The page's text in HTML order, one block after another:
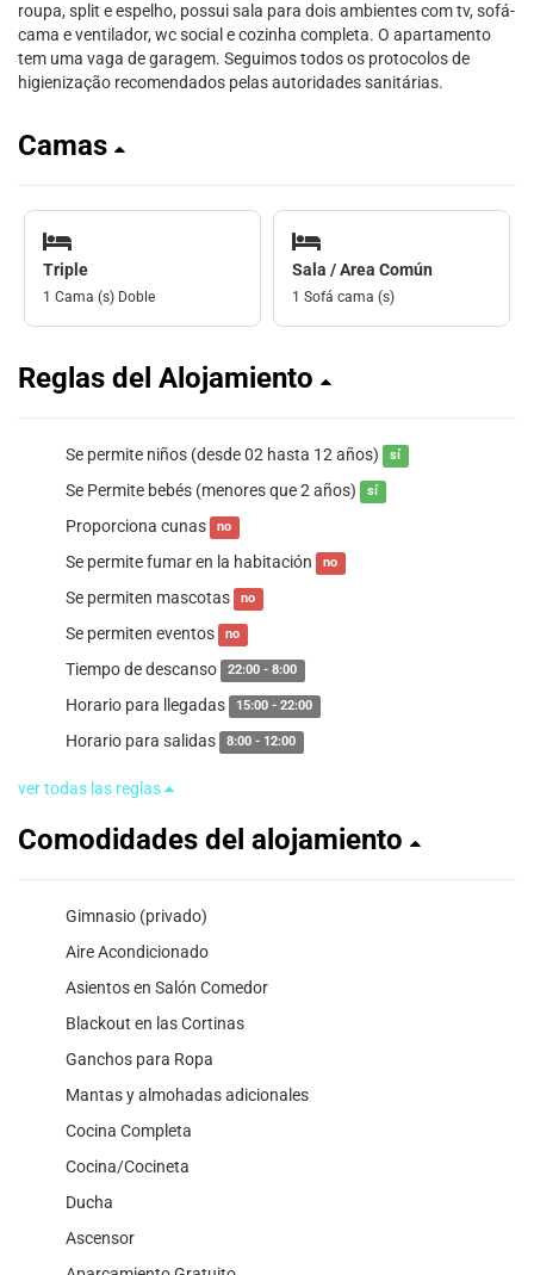
roupa, split e espelho, possui sala para dois ambientes com tv, sofá-
cama e ventilador, wc social e cozinha completa. O apartamento
tem uma vaga de garagem. Seguimos todos os protocolos de
higienização recomendados pelas autoridades sanitárias.
Camas
Triple
1 Cama (s) Doble
Sala / Area Común
1 Sofá cama (s)
Reglas del Alojamiento
Se permite niños (desde 02 hasta 12 años) sí
Se Permite bebés (menores que 2 años) sí
Proporciona cunas no
Se permite fumar en la habitación no
Se permiten mascotas no
Se permiten eventos no
Tiempo de descanso 22:00 - 8:00
Horario para llegadas 15:00 - 22:00
Horario para salidas 8:00 - 12:00
ver todas las reglas
Comodidades del alojamiento
Gimnasio (privado)
Aire Acondicionado
Asientos en Salón Comedor
Blackout en las Cortinas
Ganchos para Ropa
Mantas y almohadas adicionales
Cocina Completa
Cocina/Cocineta
Ducha
Ascensor